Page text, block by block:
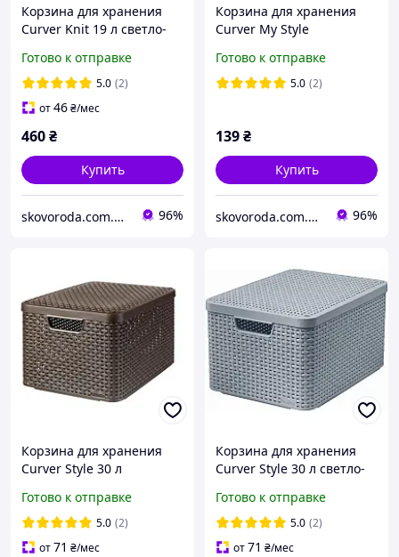
Корзина для хранения
Curver Knit 19 л светло-
Готово к отправке
5.0 (2)
от46₴/мес
460₴
Купить
skovoroda.com.ua – все для кухни и дома 96%
Корзина для хранения
Curver My Style
Готово к отправке
5.0 (2)
139₴
Купить
skovoroda.com.ua – все для кухни и дома 96%
Корзина для хранения
Curver Style 30 л
Готово к отправке
5.0 (2)
от71 ₴/мес
Корзина для хранения
Curver Style 30 л светло-
Готово к отправке
5.0 (2)
от71 ₴/мес